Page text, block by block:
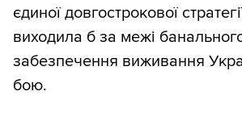
єдиної довгострокової
виходила б за межі
забезпечення виживання
бою.